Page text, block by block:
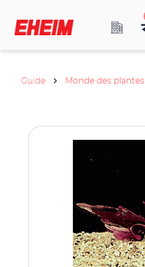
Guide Monde des plantes